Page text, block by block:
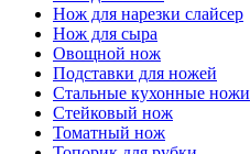
Нож для нарезки слайсер
Нож для сыра
Овощной нож
Подставки для ножей
Стальные кухонные ножи
Стейковый нож
Томатный нож